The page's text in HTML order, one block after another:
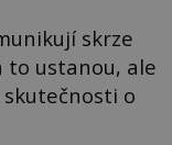
skrze
to ustanou, ale
o